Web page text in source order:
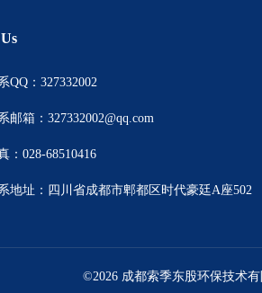
QQ：327332002
邮箱：327332002@qq.com
：028-68510416
地址：四川省成都市郫都区时代豪廷A座502
©2026 成都索季东股环保技术